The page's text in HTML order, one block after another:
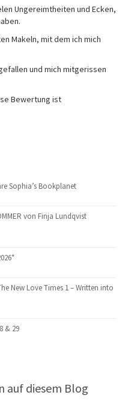
Ungereimtheiten und Ecken,
Makeln, mit dem ich mich
und mich mitgerissen
Bewertung ist
Sophia’s Bookplanet
von Finja Lundqvist
New Love Times 1 – Written into
& 29
auf diesem Blog